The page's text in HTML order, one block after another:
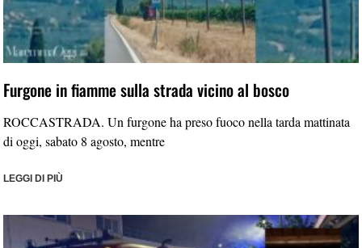
Furgone in fiamme sulla strada vicino al bosco
ROCCASTRADA. Un furgone ha preso fuoco nella tarda mattinata
di oggi, sabato 8 agosto, mentre
LEGGI DI PIÙ